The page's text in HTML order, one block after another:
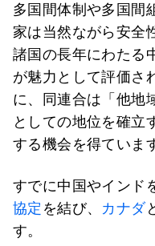
多国間体制や多国間
家は当然ながら安全
諸国の長年にわたる
が魅力として評価さ
に、同連合は「他地
としての地位を確立
する機会を得ていま
すでに中国やインド
協定 を結び、 カナダ
す。